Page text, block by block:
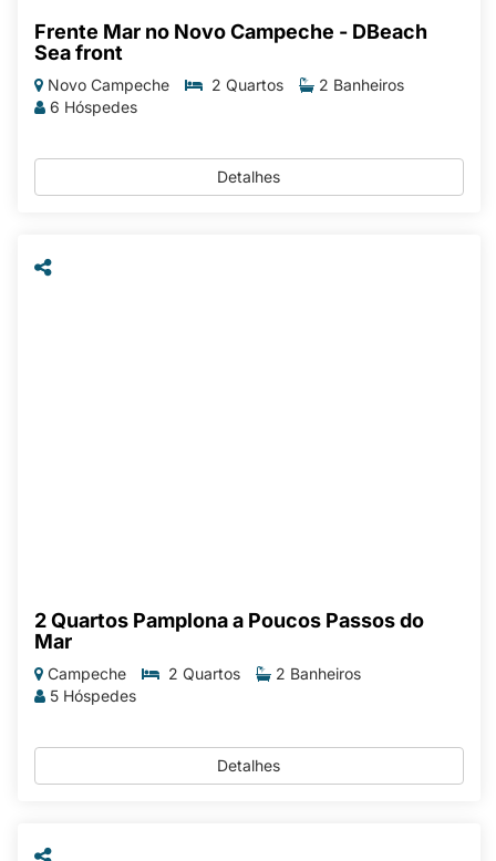
Frente Mar no Novo Campeche - DBeach
Sea front
Novo Campeche 2 Quartos
2 Banheiros
6 Hóspedes
Detalhes
2 Quartos Pamplona a Poucos Passos do
Mar
Campeche 2 Quartos
2 Banheiros
5 Hóspedes
Detalhes